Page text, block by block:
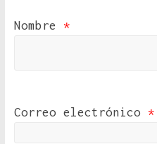
Nombre *
Correo electrónico *